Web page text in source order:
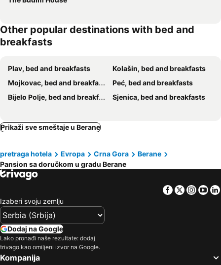
Other popular destinations with bed and
breakfasts
Plav, bed and breakfasts
Kolašin, bed and breakfasts
Mojkovac, bed and breakfasts
Peć, bed and breakfasts
Bijelo Polje, bed and breakfasts
Sjenica, bed and breakfasts
Prikaži sve smeštaje u Berane
pretraga hotela Evropa Crna Gora
Berane
Pansion sa doručkom u gradu Berane
Facebook
Twitter
Izaberi svoju zemlju
Dodaj na Google
Lako pronađi naše rezultate: dodaj
trivago kao omiljeni izvor na Google.
Kompanija